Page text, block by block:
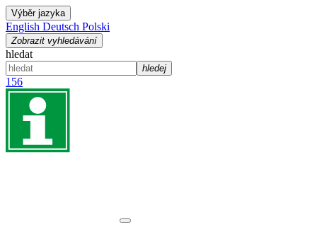
Výběr jazyka
English Deutsch Polski
Zobrazit vyhledávání
hledat
hledej
156